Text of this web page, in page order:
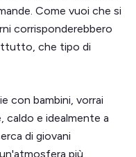
Come vuoi che si
corrisponderebbero
che tipo di
con bambini, vorrai
caldo e idealmente a
di giovani
più